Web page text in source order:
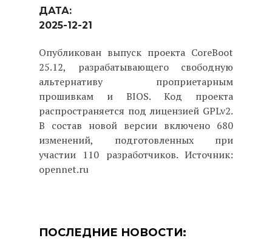
ДАТА:
2025-12-21
Опубликован выпуск проекта CoreBoot
25.12, разрабатывающего свободную
альтернативу проприетарным
прошивкам и BIOS. Код проекта
распространяется под лицензией GPLv2.
В состав новой версии включено 680
изменений, подготовленных при
участии 110 разработчиков. Источник:
opennet.ru
ПОСЛЕДНИЕ НОВОСТИ: